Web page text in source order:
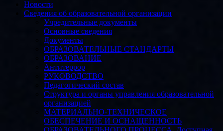
Новости
Сведения об образовательной организации
Учредительные документы
Основные сведения
Документы
ОБРАЗОВАТЕЛЬНЫЕ СТАНДАРТЫ
ОБРАЗОВАНИЕ
Антитеррор
РУКОВОДСТВО
Педагогический состав
Структура и органы управления образовательной
организацией
МАТЕРИАЛЬНО-ТЕХНИЧЕСКОЕ
ОБЕСПЕЧЕНИЕ И ОСНАЩЕННОСТЬ